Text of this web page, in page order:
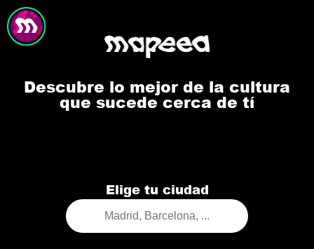
Descubre lo mejor de la cultura
que sucede cerca de tí
Elige tu ciudad